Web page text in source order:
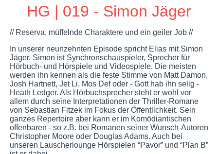
HG | 019 - Simon Jäger
// Reserva, müffelnde Charaktere und ein geiler Job //
In unserer neunzehnten Episode spricht Elias mit Simon
Jäger. Simon ist Synchronschauspieler, Sprecher für
Hörbuch- und Hörspiele und Videospiele. Die meisten
werden ihn kennen als die feste Stimme von Matt Damon,
Josh Hartnett, Jet Li, Mos Def oder - Gott hab ihn selig -
Heath Ledger. Als Hörbuchsprecher steht er wohl vor
allem durch seine Interpretationen der Thriller-Romane
von Sebastian Fitzek im Fokus der Öffentlichkeit. Sein
ganzes Repertoire aber kann er im Komödiantischen
offenbaren - so z.B. bei Romanen seiner Wunsch-Autoren
Christopher Moore oder Douglas Adams. Auch bei
unseren Lauscherlounge Hörspielen “Pavor” und “Plan B”